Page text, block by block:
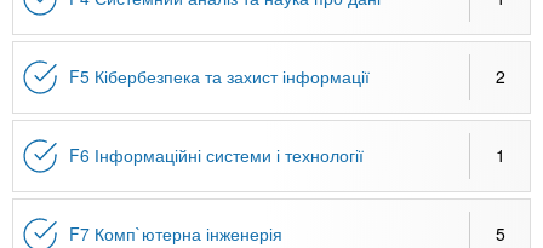
n
f
o
F5 Кібербезпека та захист інформації 2
F6 Інформаційні системи і технології 1
F7 Комп`ютерна інженерія 5